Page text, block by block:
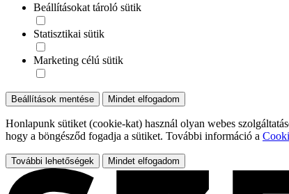
Beállításokat tároló sütik
Statisztikai sütik
Marketing célú sütik
Beállítások mentése Mindet elfogadom
Honlapunk sütiket (cookie-kat) használ olyan webes
hogy a böngésződ fogadja a sütiket. További információ a
További lehetőségek Mindet elfogadom